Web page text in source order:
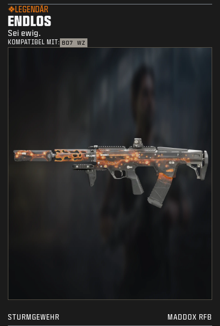
LEGENDÄR
ENDLOS
Sei ewig.
KOMPATIBEL MIT: BO7 WZ
STURMGEWEHR MADDOX RFB